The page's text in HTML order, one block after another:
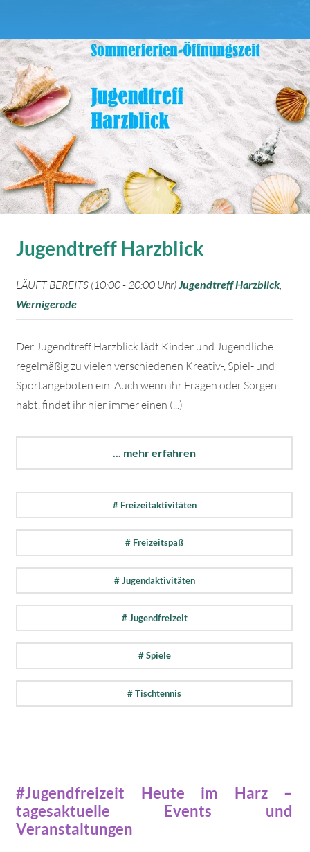
Jugendtreff Harzblick
LÄUFT BEREITS (10:00 - 20:00 Uhr)Jugendtreff Harzblick
Wernigerode
Der Jugendtreff Harzblick lädt Kinder und Jugendliche
regelmäßig zu vielen verschiedenen Kreativ-, Spiel- und
Sportangeboten ein. Auch wenn ihr Fragen oder Sorgen
habt, findet ihr hier immer einen (...)
... mehr erfahren
# Freizeitaktivitäten
# Freizeitspaß
# Jugendaktivitäten
# Jugendfreizeit
# Spiele
# Tischtennis
#Jugendfreizeit Heute im Harz –
tagesaktuelle Events und
Veranstaltungen